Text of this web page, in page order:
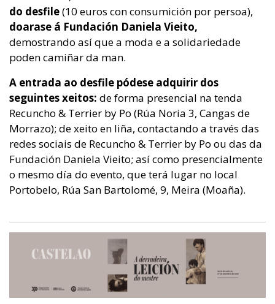
do desfile(10 euros con consumición por persoa),
doarase á Fundación Daniela Vieito,
demostrando así que a moda e a solidariedade
poden camiñar da man.
A entrada ao desfile pódese adquirir dos
seguintes xeitos: de forma presencial na tenda
Recuncho & Terrier by Po (Rúa Noria 3, Cangas de
Morrazo); de xeito en liña, contactando a través das
redes sociais de Recuncho & Terrier by Po ou das da
Fundación Daniela Vieito; así como presencialmente
o mesmo día do evento, que terá lugar no local
Portobelo, Rúa San Bartolomé, 9, Meira (Moaña).